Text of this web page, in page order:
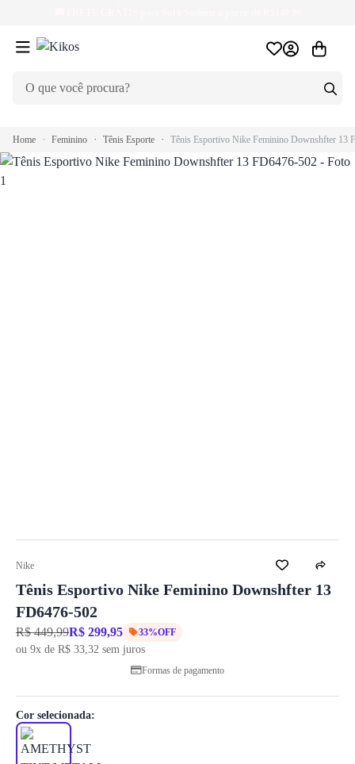
Home Feminino Tênis Esporte Tênis Esportivo Nike Feminino Downshfter 13
1/ 6
Nike
Tênis Esportivo Nike Feminino Downshfter 13
FD6476-502
R$ 449,99R$ 299,95 33%OFF
ou 9x de R$ 33,32 sem juros
Formas de pagamento
Cor selecionada: